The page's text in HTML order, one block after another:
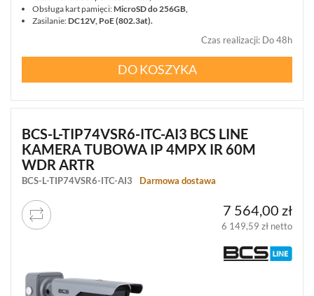
OPINIE
OPROGRAMOWANIE
DOSTAWA
SERWIS
REGULAMIN
KODY
Obsługa kart pamięci:MicroSD do 256GB,
Zasilanie:DC12V, PoE (802.3at).
Czas realizacji: Do 48h
DO KOSZYKA
BCS-L-TIP74VSR6-ITC-AI3 BCS LINE
KAMERA TUBOWA IP 4MPX IR 60M
WDR ARTR
BCS-L-TIP74VSR6-ITC-AI3 Darmowa dostawa
7 564,00 zł
6 149,59 zł netto